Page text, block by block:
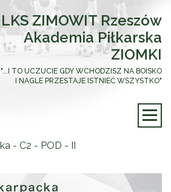
LKS ZIMOWIT Rzeszów
Akademia Piłkarska
ZIOMKI
"...I TO UCZUCIE GDY WCHODZISZ NA BOISKO
I NAGLE PRZESTAJE ISTNIEĆ WSZYSTKO"
- C2 - POD - II